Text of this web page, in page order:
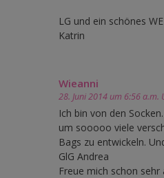
LG und ein schönes WE
Katrin
Wieanni
28. Juni 2014 um 6:56 a.m.
Ich bin von den
um sooooo viele
Bags zu entwickeln.
GlG Andrea
Freue mich schon